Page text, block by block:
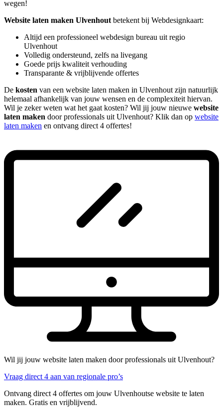
wegen!
Website laten maken Ulvenhout betekent bij Webdesignkaart:
Altijd een professioneel webdesign bureau uit regio
Ulvenhout
Volledig ondersteund, zelfs na livegang
Goede prijs kwaliteit verhouding
Transparante & vrijblijvende offertes
De kosten van een website laten maken in Ulvenhout zijn natuurlijk
helemaal afhankelijk van jouw wensen en de complexiteit hiervan.
Wil je zeker weten wat het gaat kosten? Wil jij jouw nieuwe website
laten maken door professionals uit Ulvenhout? Klik dan op website
laten maken en ontvang direct 4 offertes!
Wil jij jouw website laten maken door professionals uit Ulvenhout?
Vraag direct 4 aan van regionale pro’s
Ontvang direct 4 offertes om jouw Ulvenhoutse website te laten
maken. Gratis en vrijblijvend.